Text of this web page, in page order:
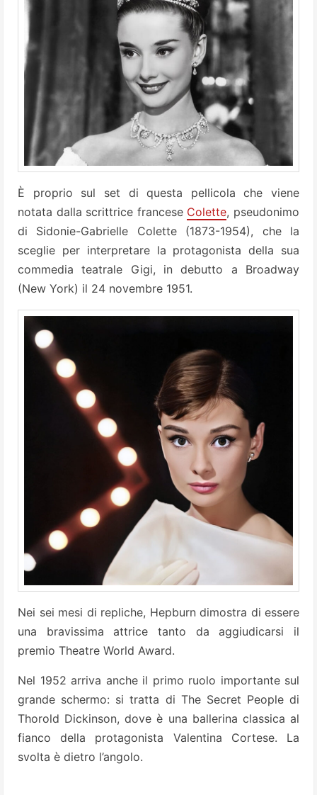
È proprio sul set di questa pellicola che viene
notata dalla scrittrice francese Colette, pseudonimo
di Sidonie-Gabrielle Colette (1873-1954), che la
sceglie per interpretare la protagonista della sua
commedia teatrale Gigi, in debutto a Broadway
(New York) il 24 novembre 1951.
Nei sei mesi di repliche, Hepburn dimostra di essere
una bravissima attrice tanto da aggiudicarsi il
premio Theatre World Award.
Nel 1952 arriva anche il primo ruolo importante sul
grande schermo: si tratta di The Secret People di
Thorold Dickinson, dove è una ballerina classica al
fianco della protagonista Valentina Cortese. La
svolta è dietro l’angolo.